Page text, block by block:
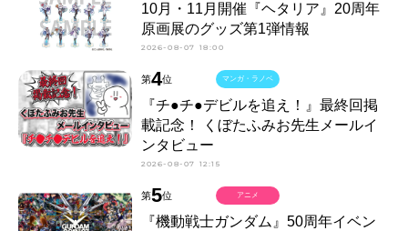
10月・11月開催『ヘタリア』20周年
原画展のグッズ第1弾情報
2026-08-07 18:00
第4位
『チ●チ●デビルを追え！』最終回掲
載記念！ くぼたふみお先生メールイ
ンタビュー
2026-08-07 12:15
マンガ・ラノベ
第5位
『機動戦士ガンダム』50周年イベン
アニメ